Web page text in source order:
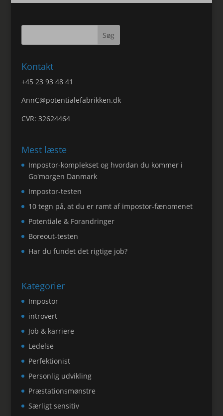
Kontakt
+45 23 93 48 41
AnnC@potentialefabrikken.dk
CVR: 32624464
Mest læste
Impostor-komplekset og hvordan du kommer i
Go'morgen Danmark
Impostor-testen
10 tegn på, at du er ramt af impostor-fænomenet
Potentiale & Forandringer
Boreout-testen
Har du fundet det rigtige job?
Kategorier
Impostor
introvert
Job & karriere
Ledelse
Perfektionist
Personlig udvikling
Præstationsmønstre
Særligt sensitiv